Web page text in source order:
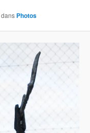
dans Photos